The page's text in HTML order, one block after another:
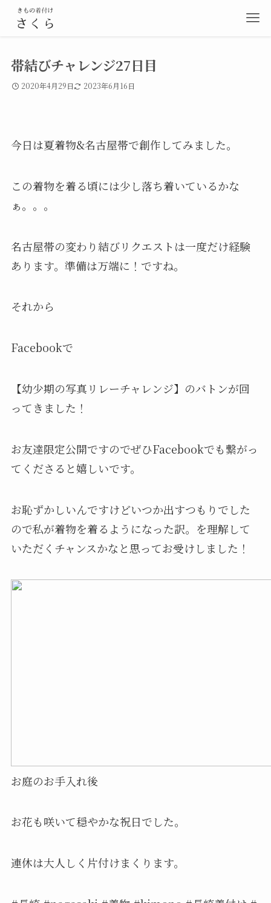
帯結びチャレンジ27日目
2020年4月29日 2023年6月16日
今日は夏着物&名古屋帯で創作してみました。
この着物を着る頃には少し落ち着いているかな
ぁ。。。
名古屋帯の変わり結びリクエストは一度だけ経験
あります。準備は万端に！ですね。
それから
Facebookで
【幼少期の写真リレーチャレンジ】のバトンが回
ってきました！
お友達限定公開ですのでぜひFacebookでも繋がっ
てくださると嬉しいです。
お恥ずかしいんですけどいつか出すつもりでした
ので私が着物を着るようになった訳。を理解して
いただくチャンスかなと思ってお受けしました！
お庭のお手入れ後
お花も咲いて穏やかな祝日でした。
連休は大人しく片付けまくります。